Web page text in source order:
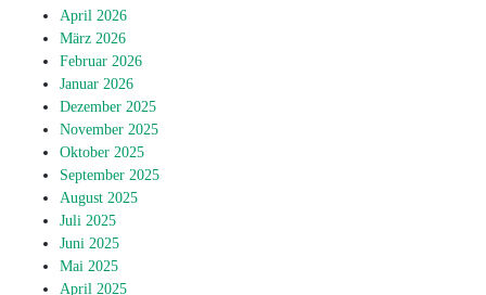
April 2026
März 2026
Februar 2026
Januar 2026
Dezember 2025
November 2025
Oktober 2025
September 2025
August 2025
Juli 2025
Juni 2025
Mai 2025
April 2025